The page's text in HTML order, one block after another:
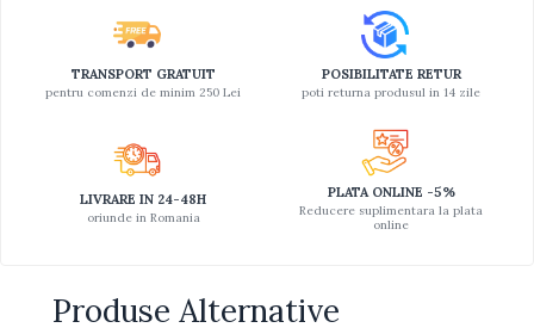
Proiectoare
Saltelute si centre de activitati
Seturi de doctor
Seturi de rufe
Vehicule de constructii
TRANSPORT GRATUIT
pentru comenzi de minim 250 Lei
POSIBILITATE RETUR
poti returna produsul in 14 zile
LIVRARE IN 24-48H
oriunde in Romania
PLATA ONLINE -5%
Reducere suplimentara la plata
online
Produse Alternative